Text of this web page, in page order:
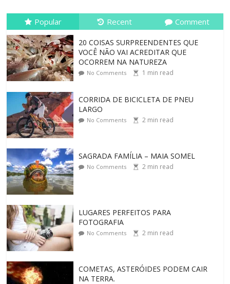
Popular Recent Comment
20 COISAS SURPREENDENTES QUE
VOCÊ NÃO VAI ACREDITAR QUE
OCORREM NA NATUREZA
No Comments 1 min read
CORRIDA DE BICICLETA DE PNEU
LARGO
No Comments 2 min read
SAGRADA FAMÍLIA – MAIA SOMEL
No Comments 2 min read
LUGARES PERFEITOS PARA
FOTOGRAFIA
No Comments 2 min read
COMETAS, ASTERÓIDES PODEM CAIR
NA TERRA.